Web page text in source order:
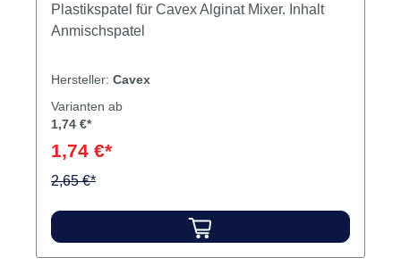
Plastikspatel für Cavex Alginat Mixer. Inhalt
Anmischspatel
Hersteller: Cavex
Varianten ab
1,74 €*
1,74 €*
2,65 €*